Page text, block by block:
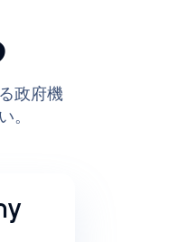
政府機
。